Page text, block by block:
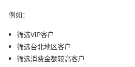
例如：
筛选VIP客户
筛选台北地区客户
筛选消费金额较高客户